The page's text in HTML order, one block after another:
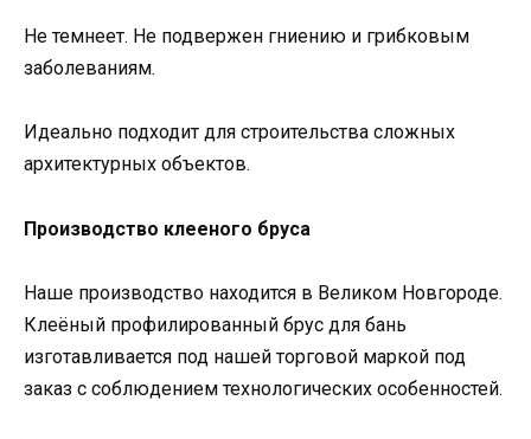
Не темнеет. Не подвержен гниению и грибковым
заболеваниям.
Идеально подходит для строительства сложных
архитектурных объектов.
Производство клееного бруса
Наше производство находится в Великом Новгороде.
Клеёный профилированный брус для бань
изготавливается под нашей торговой маркой под
заказ с соблюдением технологических особенностей.